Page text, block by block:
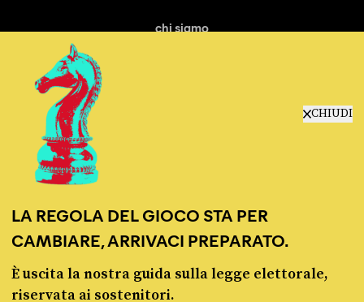
CHIUDI
LA REGOLA DEL GIOCO STA PER
CAMBIARE, ARRIVACI PREPARATO.
È uscita la nostra guida sulla legge elettorale,
riservata ai sostenitori.
chi siamo
© Pagella Politica 2012 - 2026